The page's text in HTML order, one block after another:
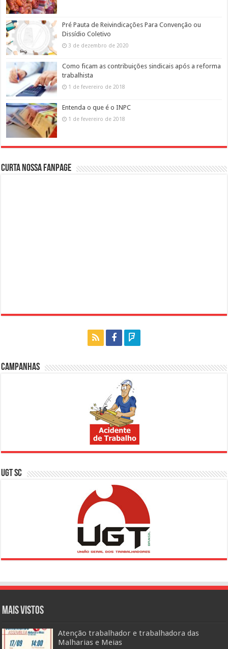
Pré Pauta de Reivindicações Para Convenção ou
Dissídio Coletivo
3 de dezembro de 2020
Como ficam as contribuições sindicais após a reforma
trabalhista
1 de fevereiro de 2018
Entenda o que é o INPC
1 de fevereiro de 2018
Curta nossa fanpage
Campanhas
UGT SC
Mais vistos
Atenção trabalhador e trabalhadora das
Malharias e Meias